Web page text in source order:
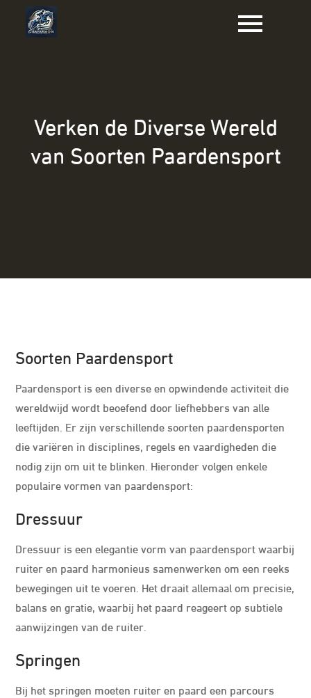
Verken de Diverse Wereld
van Soorten Paardensport
Soorten Paardensport
Paardensport is een diverse en opwindende activiteit die
wereldwijd wordt beoefend door liefhebbers van alle
leeftijden. Er zijn verschillende soorten paardensporten
die variëren in disciplines, regels en vaardigheden die
nodig zijn om uit te blinken. Hieronder volgen enkele
populaire vormen van paardensport:
Dressuur
Dressuur is een elegantie vorm van paardensport waarbij
ruiter en paard harmonieus samenwerken om een reeks
bewegingen uit te voeren. Het draait allemaal om precisie,
balans en gratie, waarbij het paard reageert op subtiele
aanwijzingen van de ruiter.
Springen
Bij het springen moeten ruiter en paard een parcours